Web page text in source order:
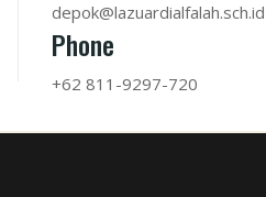
depok@lazuardialfalah.sch.id
Phone
+62 811-9297-720